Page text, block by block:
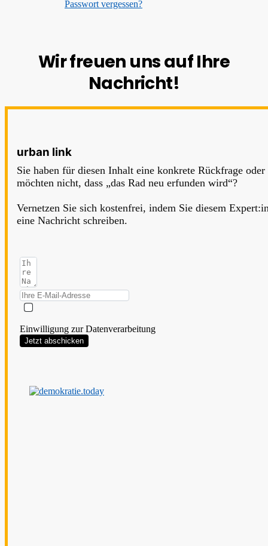
Passwort vergessen?
Wir freuen uns auf Ihre
Nachricht!
urban link
Sie haben für diesen Inhalt eine konkrete Rückfrage oder
möchten nicht, dass „das Rad neu erfunden wird“?
Vernetzen Sie sich kostenfrei, indem Sie diesem
eine Nachricht schreiben.
Einwilligung zur Datenverarbeitung
Jetzt abschicken